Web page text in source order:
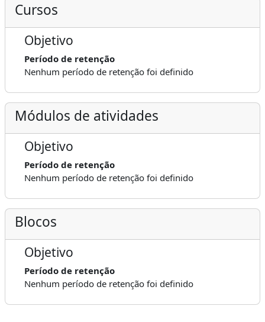
Cursos
Objetivo
Período de retenção
Nenhum período de retenção foi definido
Módulos de atividades
Objetivo
Período de retenção
Nenhum período de retenção foi definido
Blocos
Objetivo
Período de retenção
Nenhum período de retenção foi definido